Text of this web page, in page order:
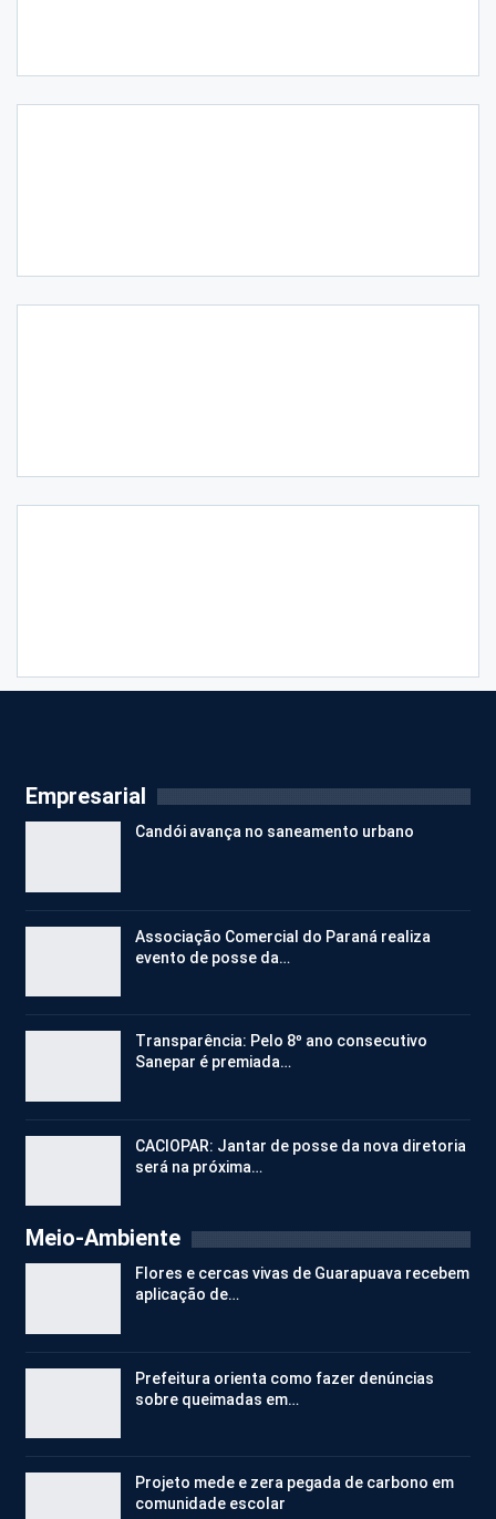
Empresarial
Candói avança no saneamento urbano
Associação Comercial do Paraná realiza
evento de posse da…
Transparência: Pelo 8º ano consecutivo
Sanepar é premiada…
CACIOPAR: Jantar de posse da nova diretoria
será na próxima…
Meio-Ambiente
Flores e cercas vivas de Guarapuava recebem
aplicação de…
Prefeitura orienta como fazer denúncias
sobre queimadas em…
Projeto mede e zera pegada de carbono em
comunidade escolar